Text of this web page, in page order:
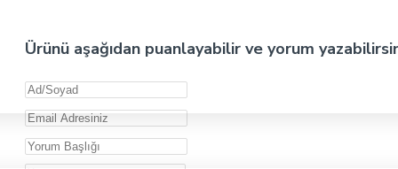
Ürünü aşağıdan puanlayabilir ve yorum